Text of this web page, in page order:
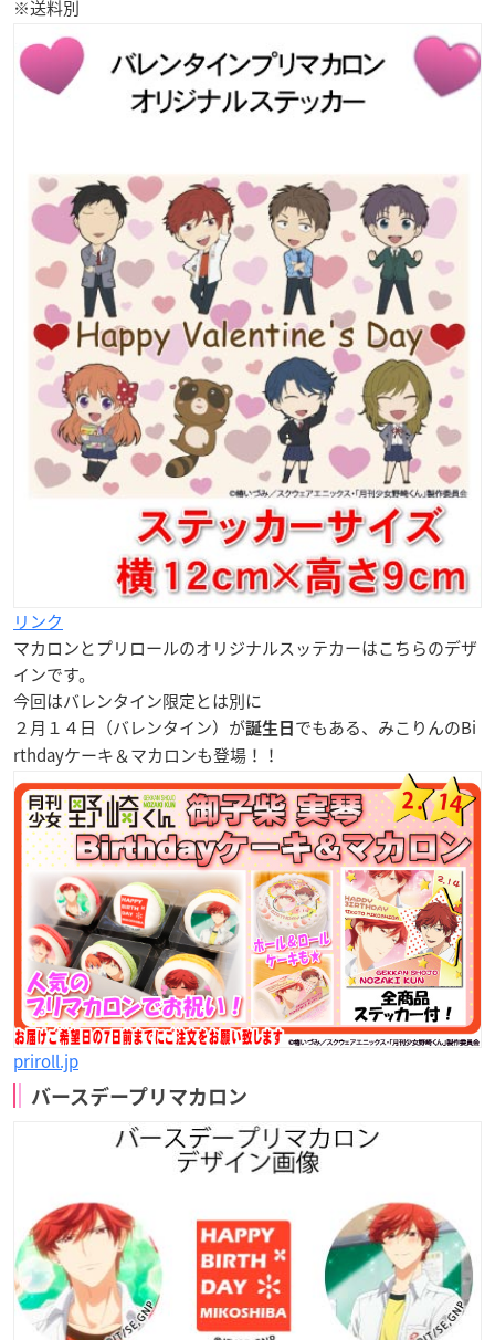
※送料別
リンク
マカロンとプリロールのオリジナルスッテカーはこちらのデザ
インです。
今回はバレンタイン限定とは別に
２月１４日（バレンタイン） が誕生日 でもある、みこりんのBi
rthdayケーキ＆マカロンも登場！！
priroll.jp
バースデープリマカロン